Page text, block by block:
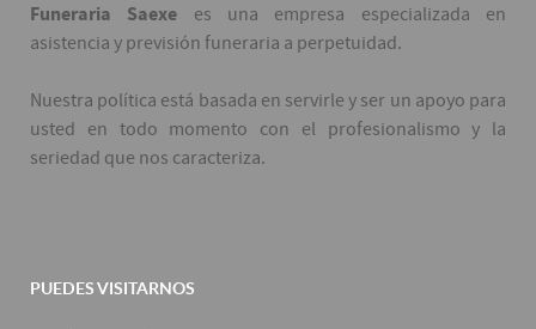
Funeraria Saexe es una empresa especializada en
asistencia y previsión funeraria a perpetuidad.
Nuestra política está basada en servirle y ser un apoyo para
usted en todo momento con el profesionalismo y la
seriedad que nos caracteriza.
PUEDES VISITARNOS